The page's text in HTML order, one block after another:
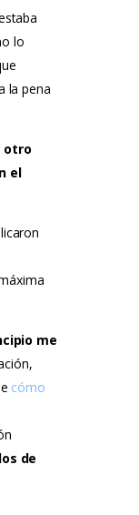
lo
la pena
otro
el
me
cómo
de